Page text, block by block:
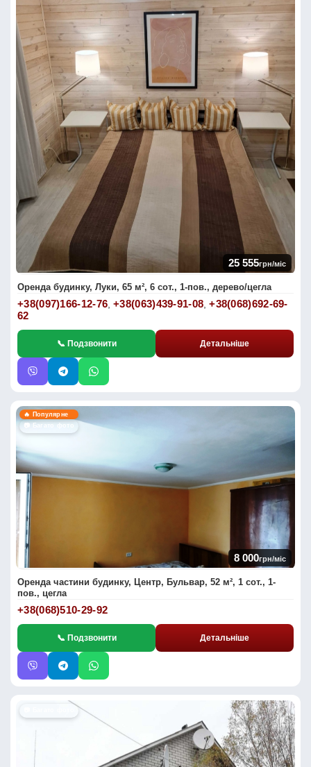
25 555грн/міс
Оренда будинку, Луки, 65 м², 6 сот., 1-пов., дерево/цегла
+38(097)166-12-76 ,+38(063)439-91-08 ,+38(068)692-69-
62
📞 Подзвонити Детальніше
🔥 Популярне
📷 Багато фото
8 000грн/міс
Оренда частини будинку, Центр, Бульвар, 52 м², 1 сот., 1-
пов., цегла
+38(068)510-29-92
📞 Подзвонити Детальніше